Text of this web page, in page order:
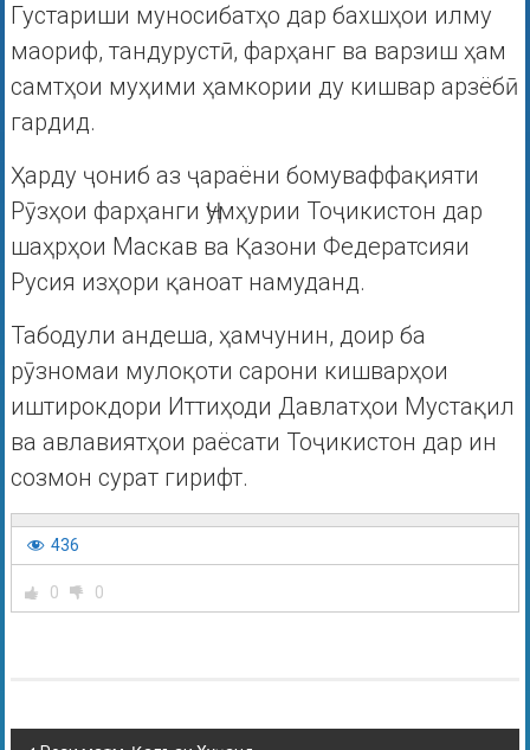
Густариши муносибатҳо дар бахшҳои илму
маориф, тандурустӣ, фарҳанг ва варзиш ҳам
самтҳои муҳими ҳамкории ду кишвар арзёбӣ
гардид.
Ҳарду ҷониб аз ҷараёни бомуваффақияти
Рӯзҳои фарҳанги Ҷумҳурии Тоҷикистон дар
шаҳрҳои Маскав ва Қазони Федератсияи
Русия изҳори қаноат намуданд.
Табодули андеша, ҳамчунин, доир ба
рӯзномаи мулоқоти сарони кишварҳои
иштирокдори Иттиҳоди Давлатҳои Мустақил
ва авлавиятҳои раёсати Тоҷикистон дар ин
созмон сурат гирифт.
436
0 0